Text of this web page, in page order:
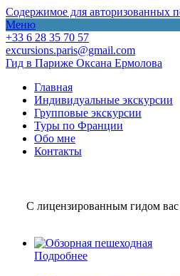
Содержимое для авторизованных
Меню
+33 6 28 35 70 57
excursions.paris@gmail.com
Гид в Париже Оксана Ермолова
Главная
Индивидуальные экскурсии
Групповые экскурсии
Туры по Франции
Обо мне
Контакты
С лицензированным гидом
Подробнее